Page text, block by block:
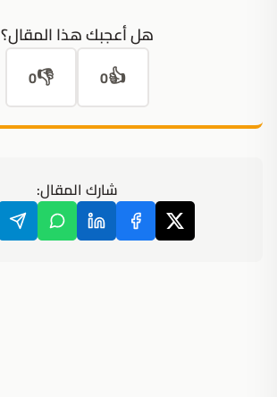
هل أعجبك هذا المقال؟
👍
0
👎
0
شارك المقال: